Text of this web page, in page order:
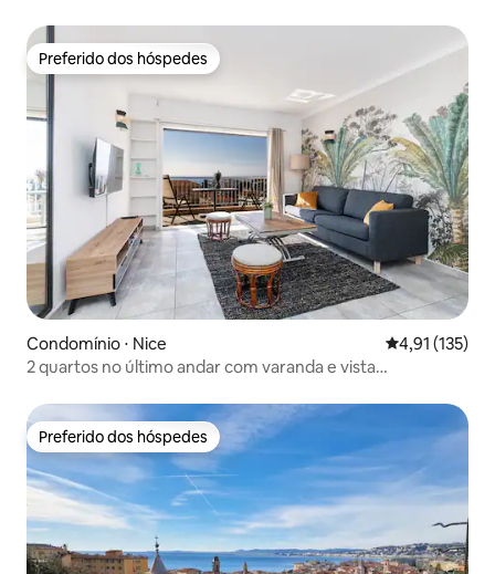
Preferido dos hóspedes
Preferido dos hóspedes
Condomínio ⋅ Nice 4,91 de uma
4,91 (135)
2 quartos no último andar com varanda e vista
Preferido dos hóspedes
Preferido dos hóspedes